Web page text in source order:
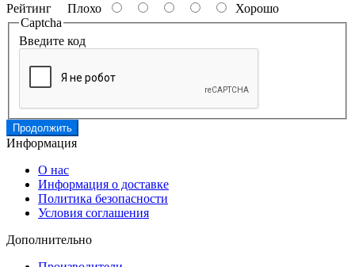
Рейтинг Плохо
Хорошо
Captcha
Введите код
Продолжить
Информация
О нас
Информация о доставке
Политика безопасности
Условия соглашения
Дополнительно